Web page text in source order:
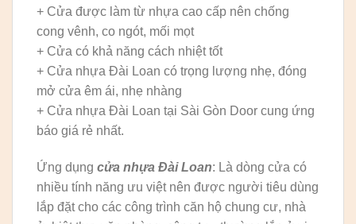
+ Cửa được làm từ nhựa cao cấp nên chống
cong vênh, co ngót, mối mọt
+ Cửa có khả năng cách nhiệt tốt
+ Cửa nhựa Đài Loan có trọng lượng nhẹ, đóng
mở cửa êm ái, nhẹ nhàng
+ Cửa nhựa Đài Loan tại Sài Gòn Door cung ứng
báo giá rẻ nhất.
Ứng dụng cửa nhựa Đài Loan: Là dòng cửa có
nhiều tính năng ưu việt nên được người tiêu dùng
lắp đặt cho các công trình căn hộ chung cư, nhà